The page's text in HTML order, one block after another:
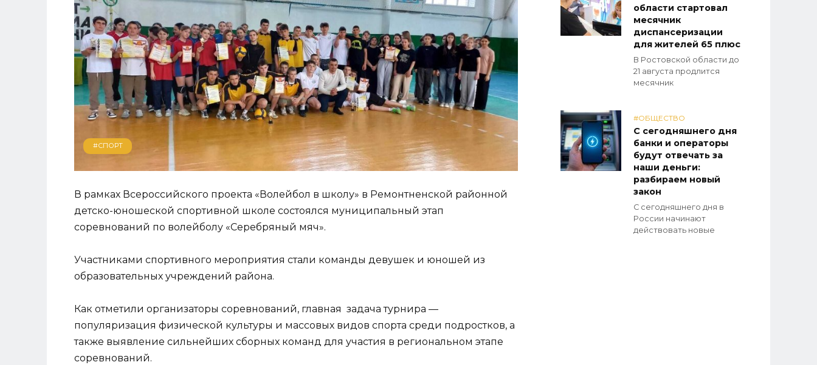
#СПОРТ
В рамках Всероссийского проекта «Волейбол в школу» в Ремонтненской районной
детско-юношеской спортивной школе состоялся муниципальный этап
соревнований по волейболу «Серебряный мяч».
Участниками спортивного мероприятия стали команды девушек и юношей из
образовательных учреждений района.
Как отметили организаторы соревнований, главная задача турнира —
популяризация физической культуры и массовых видов спорта среди подростков, а
также выявление сильнейших сборных команд для участия в региональном этапе
соревнований.
области стартовал
месячник
диспансеризации
для жителей 65 плюс
В Ростовской области до
21 августа продлится
месячник
#ОБЩЕСТВО
С сегодняшнего дня
банки и операторы
будут отвечать за
наши деньги:
разбираем новый
закон
С сегодняшнего дня в
России начинают
действовать новые